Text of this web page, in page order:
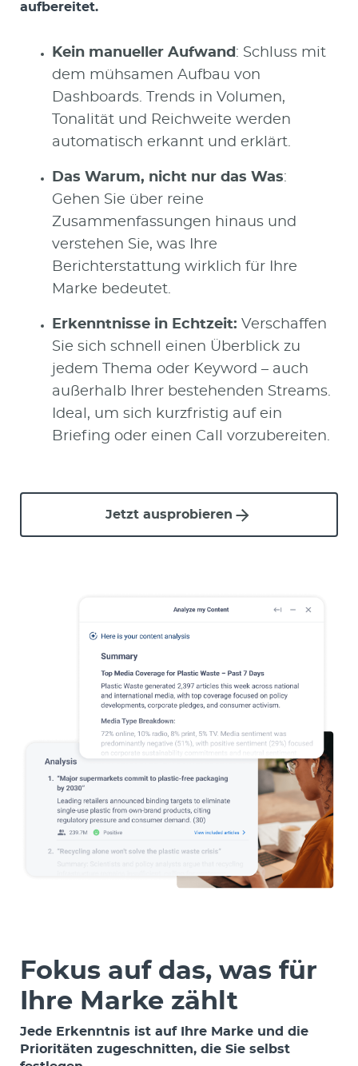
aufbereitet.
Kein manueller Aufwand : Schluss mit
dem mühsamen Aufbau von
Dashboards. Trends in Volumen,
Tonalität und Reichweite werden
automatisch erkannt und erklärt.
Das Warum, nicht nur das Was:
Gehen Sie über reine
Zusammenfassungen hinaus und
verstehen Sie, was Ihre
Berichterstattung wirklich für Ihre
Marke bedeutet.
Erkenntnisse in Echtzeit: Verschaffen
Sie sich schnell einen Überblick zu
jedem Thema oder Keyword – auch
außerhalb Ihrer bestehenden Streams.
Ideal, um sich kurzfristig auf ein
Briefing oder einen Call vorzubereiten.
Jetzt ausprobieren
Fokus auf das, was für
Ihre Marke zählt
Jede Erkenntnis ist auf Ihre Marke und die
Prioritäten zugeschnitten, die Sie selbst